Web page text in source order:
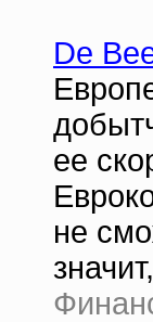
De
ее
не